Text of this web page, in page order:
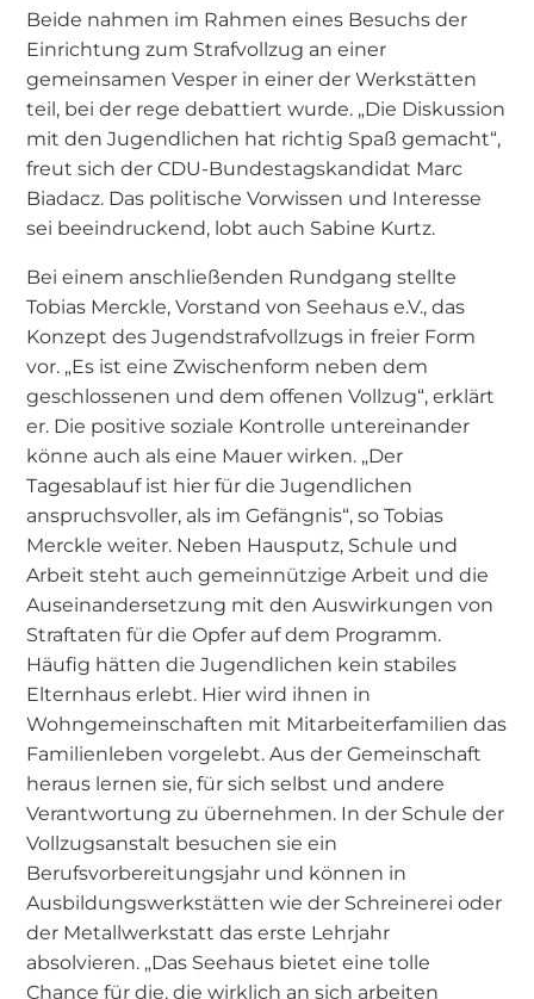
Beide nahmen im Rahmen eines Besuchs der
Einrichtung zum Strafvollzug an einer
gemeinsamen Vesper in einer der Werkstätten
teil, bei der rege debattiert wurde. „Die Diskussion
mit den Jugendlichen hat richtig Spaß gemacht“,
freut sich der CDU-Bundestagskandidat Marc
Biadacz. Das politische Vorwissen und Interesse
sei beeindruckend, lobt auch Sabine Kurtz.
Bei einem anschließenden Rundgang stellte
Tobias Merckle, Vorstand von Seehaus e.V., das
Konzept des Jugendstrafvollzugs in freier Form
vor. „Es ist eine Zwischenform neben dem
geschlossenen und dem offenen Vollzug“, erklärt
er. Die positive soziale Kontrolle untereinander
könne auch als eine Mauer wirken. „Der
Tagesablauf ist hier für die Jugendlichen
anspruchsvoller, als im Gefängnis“, so Tobias
Merckle weiter. Neben Hausputz, Schule und
Arbeit steht auch gemeinnützige Arbeit und die
Auseinandersetzung mit den Auswirkungen von
Straftaten für die Opfer auf dem Programm.
Häufig hätten die Jugendlichen kein stabiles
Elternhaus erlebt. Hier wird ihnen in
Wohngemeinschaften mit Mitarbeiterfamilien das
Familienleben vorgelebt. Aus der Gemeinschaft
heraus lernen sie, für sich selbst und andere
Verantwortung zu übernehmen. In der Schule der
Vollzugsanstalt besuchen sie ein
Berufsvorbereitungsjahr und können in
Ausbildungswerkstätten wie der Schreinerei oder
der Metallwerkstatt das erste Lehrjahr
absolvieren. „Das Seehaus bietet eine tolle
Chance für die, die wirklich an sich arbeiten